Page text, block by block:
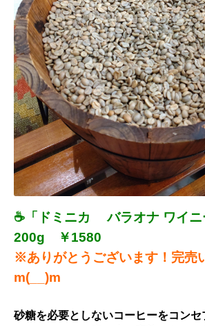
☕「ドミニカ バラオナ ワイニ
200g ￥1580
※ありがとうございます！完売
m(__)m
砂糖を必要としないコーヒーをコンセ